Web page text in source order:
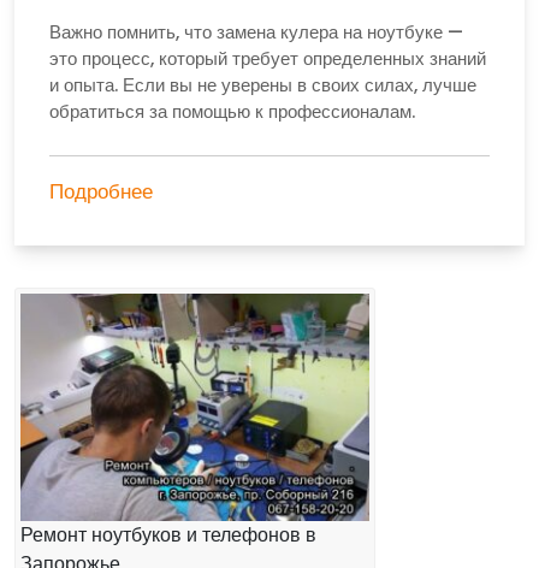
Важно помнить, что замена кулера на ноутбуке —
это процесс, который требует определенных знаний
и опыта. Если вы не уверены в своих силах, лучше
обратиться за помощью к профессионалам.
Подробнее
Ремонт ноутбуков и телефонов в